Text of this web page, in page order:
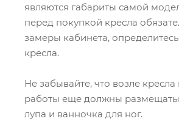
являются габариты самой
перед покупкой кресла
замеры кабинета,
кресла.
Не забывайте, что возле кресла
работы еще должны
лупа и ванночка для ног.